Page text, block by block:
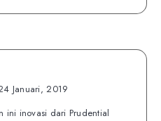
Januari, 2019
ini inovasi dari Prudential